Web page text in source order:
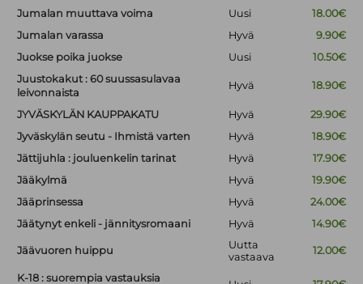
Jumalan muuttava voima Uusi
18.00€
Jumalan varassa
Hyvä
9.90€
Juokse poika juokse
Uusi
10.50€
Juustokakut : 60 suussasulavaa
leivonnaista
Hyvä 18.90€
JYVÄSKYLÄN KAUPPAKATU Hyvä
29.90€
Jyväskylän seutu - Ihmistä varten
Hyvä
18.90€
Jättijuhla : jouluenkelin tarinat
Hyvä
17.90€
Jääkylmä
Hyvä
19.90€
Jääprinsessa
Hyvä
24.00€
Jäätynyt enkeli - jännitysromaani
Hyvä 14.90€
Jäävuoren huippu
Uutta
vastaava
12.00€
K-18 : suorempia vastauksia